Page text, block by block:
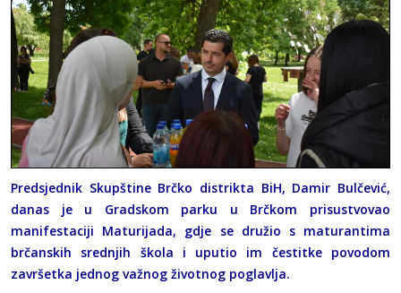
Predsjednik Skupštine Brčko distrikta BiH, Damir Bulčević,
danas je u Gradskom parku u Brčkom prisustvovao
manifestaciji Maturijada, gdje se družio s maturantima
brčanskih srednjih škola i uputio im čestitke povodom
završetka jednog važnog životnog poglavlja.